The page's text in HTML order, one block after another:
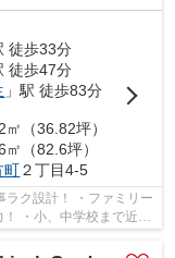
徒歩33分
徒歩47分
」駅 徒歩83分
（36.82坪）
（82.6坪）
町２丁目4-5
ラク設計！ ・ファミリー
・小、中学校まで近く
...